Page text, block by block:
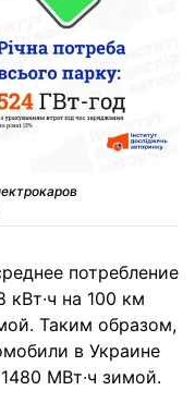
потребление
кВт∙ч на 100 км
Таким образом,
в Украине
МВт∙ч зимой.